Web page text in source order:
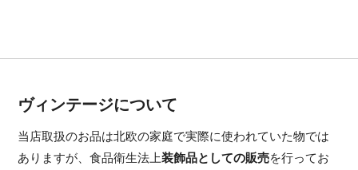
ヴィンテージについて
当店取扱のお品は北欧の家庭で実際に使われていた物では
ありますが、食品衛生法上装飾品としての販売を行ってお